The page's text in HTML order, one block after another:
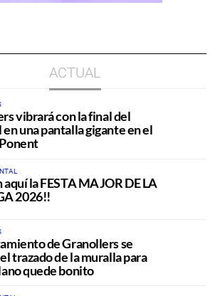
ACTUAL
vibrará con la final del
una pantalla gigante en el
aquí la FESTA MAJOR DE LA
2026!!
de Granollers se
trazado de la muralla para
quede bonito